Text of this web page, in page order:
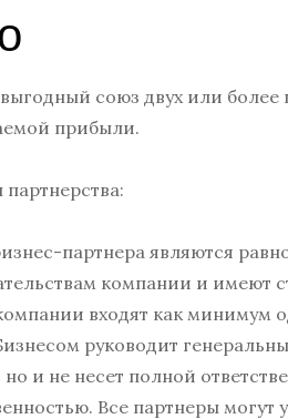
союз двух или
прибыли.
партнера являются
компании и имеют
входят как минимум
руководит
но и не несет полной
Все партнеры могут